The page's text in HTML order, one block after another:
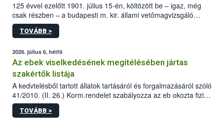
125 évvel ezelőtt 1901. július 15-én, költözött be – igaz, még
csak részben – a budapesti m. kir. állami vetőmagvizsgáló
állomás a Kis Rókus utca 15. szám alatti, Czigler Győző által
tervezett új épületébe.
TOVÁBB >
2026. július 6, hétfő
Az ebek viselkedésének megítélésében jártas
szakértők listája
A kedvtelésből tartott állatok tartásáról és forgalmazásáról szóló
41/2010. (II. 26.) Korm.rendelet szabályozza az eb okozta fizikai
sérülés, illetve ennek veszélye keletkezésekor felmerülő
hatósági feladatokat, valamint a veszélyes eb tartását és annak
TOVÁBB >